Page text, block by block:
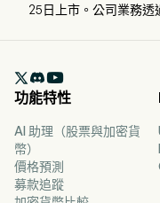
25日上市。公司業務
（國際）有限公司和保

功能特性
AI 助理（股票與加密貨
幣）
價格預測
募款追蹤